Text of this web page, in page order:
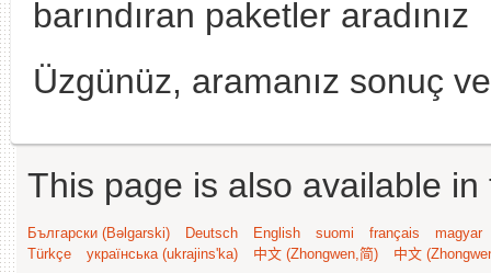
barındıran paketler aradınız
Üzgünüz, aramanız sonuç
This page is also available
Български (Bəlgarski) Deutsch English suomi français
magyar
Türkçe
українська (ukrajins'ka) 中文 (Zhongwen,简) 中文